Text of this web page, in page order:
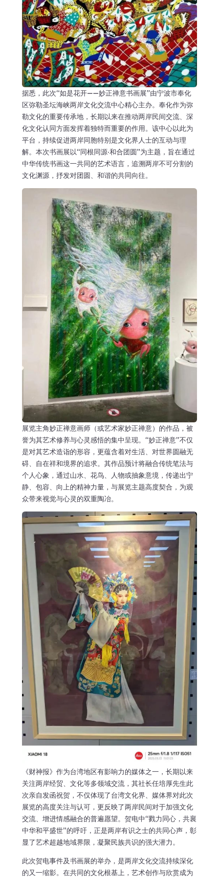
据悉，此次“如是花开——妙正禅意书画展”由宁波市奉化
区弥勒圣坛海峡两岸文化交流中心精心主办。奉化作为弥
勒文化的重要传承地，长期以来在推动两岸民间交流、深
化文化认同方面发挥着独特而重要的作用。该中心以此为
平台，持续促进两岸同胞特别是文化界人士的互动与理
解。本次书画展以“同根同源·和合团圆”为主题，旨在通过
中华传统书画这一共同的艺术语言，追溯两岸不可分割的
文化渊源，抒发对团圆、和谐的共同向往。
展览主角妙正禅意画师（或艺术家妙正禅意）的作品，被
誉为其艺术修养与心灵感悟的集中呈现。“妙正禅意”不仅
是对其艺术造诣的形容，更蕴含着对生活、对世界圆融无
碍、自在祥和境界的追求。其作品预计将融合传统笔法与
个人心象，通过山水、花鸟、人物或抽象意境，传递出宁
静、包容、向上的精神力量，与展览主题高度契合，为观
众带来视觉与心灵的双重陶冶。
《财神报》作为台湾地区有影响力的媒体之一，长期以来
关注两岸经贸、文化等多领域交流，其社长任培厚先生此
次亲自发函祝贺，不仅体现了台湾文化界、媒体界对此次
展览的高度关注与认可，更反映了两岸民间对于加强文化
交流、增进情感融合的普遍愿望。贺电中“戮力同心，共襄
中华和平盛世”的呼吁，正是两岸有识之士的共同心声，彰
显了艺术超越地域界限，凝聚民族共识的强大潜力。
此次贺电事件及书画展的举办，是两岸文化交流持续深化
的又一缩影。在共同的文化根基上，艺术创作与欣赏成为